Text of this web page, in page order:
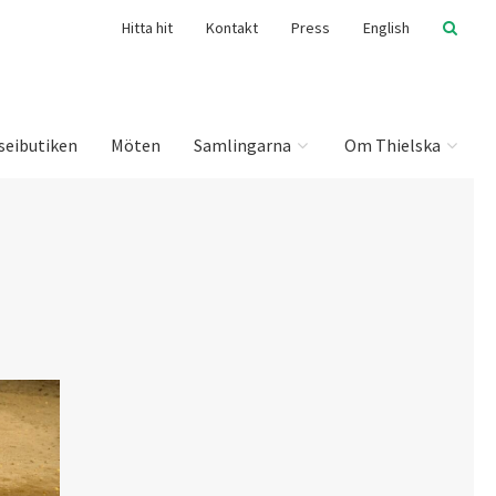
Hitta hit Kontakt Press English
Möten Samlingarna Om Thielska